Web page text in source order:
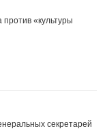
против «культуры
секретарей